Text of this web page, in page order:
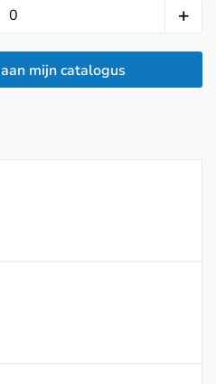
mijn catalogus